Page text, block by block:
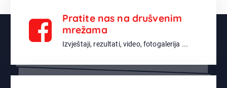
Pratite nas na drušvenim
mrežama
Izvještaji, rezultati, video, fotogalerija ...